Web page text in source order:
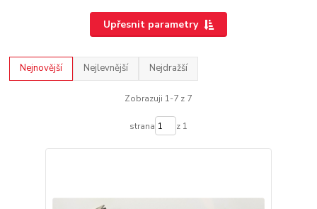
Upřesnit parametry
Nejnovější Nejlevnější Nejdražší
Zobrazuji 1-7 z 7
strana z 1